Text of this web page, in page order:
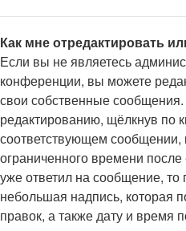
Как мне отредактировать
Если вы не являетесь
конференции, вы можете
свои собственные
редактированию, щёлкнув по
соответствующем сообщении,
ограниченного времени после
уже ответил на сообщение, то
небольшая надпись, которая
правок, а также дату и время